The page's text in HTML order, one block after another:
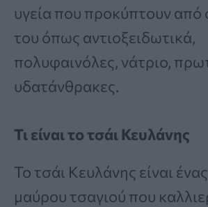
υγεία που προκύπτουν από
του όπως αντιοξειδωτικά,
πολυφαινόλες, νάτριο,
υδατάνθρακες.
Τι είναι το τσάι Κευλάνης
Το τσάι Κευλάνης είναι
μαύρου τσαγιού που